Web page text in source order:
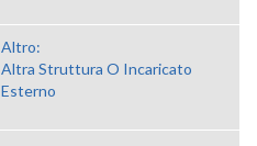
Altro:
Altra Struttura O Incaricato
Esterno